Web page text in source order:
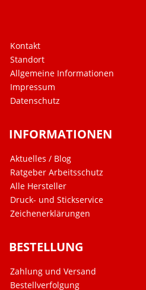
Kontakt
Standort
Allgemeine Informationen
Impressum
Datenschutz
INFORMATIONEN
Aktuelles / Blog
Ratgeber Arbeitsschutz
Alle Hersteller
Druck- und Stickservice
Zeichenerklärungen
BESTELLUNG
Zahlung und Versand
Bestellverfolgung